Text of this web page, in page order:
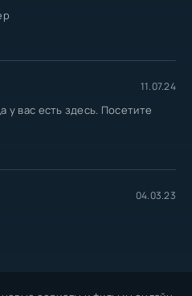
11.07.24
у вас есть здесь. Посетите
04.03.23